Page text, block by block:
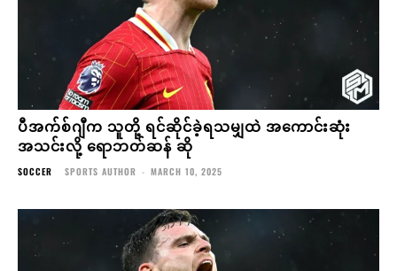
ပီအက်စ်ဂျီက သူတို့ ရင်ဆိုင်ခဲ့ရသမျှထဲ အကောင်းဆုံး
အသင်းလို့ ရောဘတ်ဆန် ဆို
SOCCER SPORTS AUTHOR - MARCH 10, 2025